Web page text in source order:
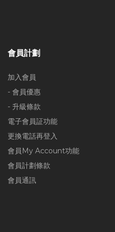
會員計劃
加入會員
- 會員優惠
- 升級條款
電子會員証功能
更換電話再登入
會員My Account功能
會員計劃條款
會員通訊